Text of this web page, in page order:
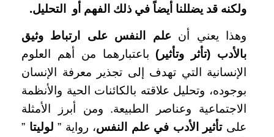
ولكنه قد يضللنا أيضاً في ذلك الفهم أو التحليل.
وهذا يعني أنعلم النفس على ارتباط وثيق
بالأدب (تأثر وتأثير) باعتبارهما من أهم العلوم
الإنسانية التي تهدف إلى تجذير معرفة الإنسان
بوجوده، وتحليل علاقته بالكائنات الحية والأنظمة
الاجتماعية وعناصر الطبيعة. ومن أبرز الأمثلة
علىتأثير الأدب في علم النفس، رواية ” لوليتا ”